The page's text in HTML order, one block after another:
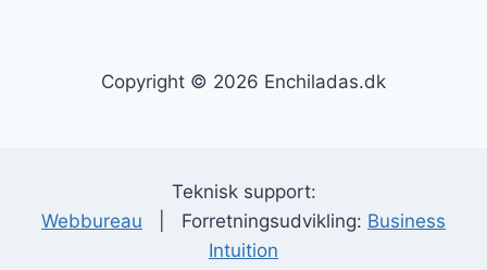
Copyright © 2026 Enchiladas.dk
Teknisk support:
Webbureau | Forretningsudvikling: Business
Intuition